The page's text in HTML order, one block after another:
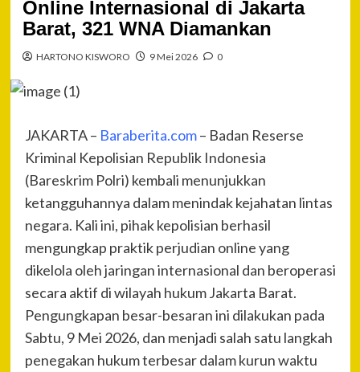
Online Internasional di Jakarta
Barat, 321 WNA Diamankan
HARTONO KISWORO 9 Mei 2026 0
JAKARTA – Baraberita.com– Badan Reserse
Kriminal Kepolisian Republik Indonesia
(Bareskrim Polri) kembali menunjukkan
ketangguhannya dalam menindak kejahatan lintas
negara. Kali ini, pihak kepolisian berhasil
mengungkap praktik perjudian online yang
dikelola oleh jaringan internasional dan beroperasi
secara aktif di wilayah hukum Jakarta Barat.
Pengungkapan besar-besaran ini dilakukan pada
Sabtu, 9 Mei 2026, dan menjadi salah satu langkah
penegakan hukum terbesar dalam kurun waktu